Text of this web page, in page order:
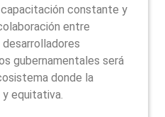
constante y
entre
gubernamentales será
donde la
equitativa.